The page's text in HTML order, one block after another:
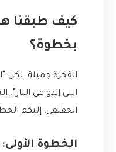
كيف طبقنا
بخطوة؟
الفكرة جميلة، لكن
اللي إيدو في
الحقيقي. إليكم
الخطوة